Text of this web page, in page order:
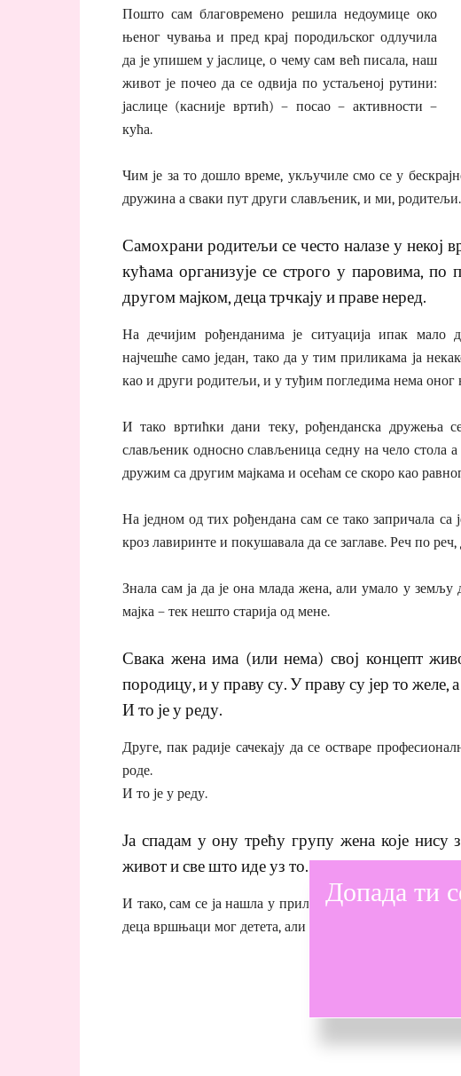
Пошто сам благовремено решила недоумице око
њеног чувања и пред крај породиљског одлучила
да је упишем у јаслице, о чему сам већ писала, наш
живот је почео да се одвија по устаљеној рутини:
јаслице (касније вртић) – посао – активности –
кућа.
Чим је за то дошло време, укључиле смо се у
дружина а сваки пут други слављеник, и ми, родитељи.
Самохрани родитељи се често налазе у некој
кућама организује се строго у паровима, по
другом мајком, деца трчкају и праве неред.
На дечијим рођенданима је ситуација ипак мало
најчешће само један, тако да у тим приликама ја
као и други родитељи, и у туђим погледима нема оног
И тако вртићки дани теку, рођенданска дружења
слављеник односно слављеница седну на чело стола
дружим са другим мајкама и осећам се скоро као
На једном од тих рођендана сам се тако запричала
кроз лавиринте и покушавала да се заглаве. Реч по
Знала сам ја да је она млада жена, али умало у
мајка – тек нешто старија од мене.
Свака жена има (или нема) свој концепт
породицу, и у праву су. У праву су јер то желе, а
И то је у реду.
Друге, пак радије сачекају да се остваре
роде.
И то је у реду.
Ја спадам у ону трећу групу жена које нису
живот и све што иде уз то.
И тако, сам се ја нашла у прилици да се по
деца вршњаци мог детета, али су зато оне знатно млађе
Допада ти